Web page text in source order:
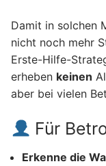
Damit in solchen
nicht noch mehr
Erste-Hilfe-
erheben keinen
aber bei vielen
Für
Erkenne die